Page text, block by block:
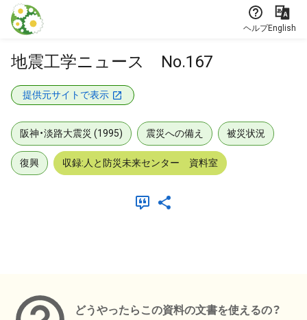
本文に飛ぶ
ヘルプEnglish
地震工学ニュース No.167
提供元サイトで表示
阪神・淡路大震災 (1995) 震災への備え 被災状況
復興 収録:人と防災未来センター 資料室
どうやったらこの資料の文書を使えるの？